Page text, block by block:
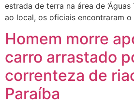
estrada de terra na área de ‘Águas
ao local, os oficiais encontraram
Homem morre
carro arrastado
correnteza de
Paraíba